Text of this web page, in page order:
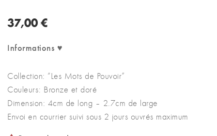
37,00€
Informations ♥
Collection: “Les Mots de Pouvoir”
Couleurs: Bronze et doré
Dimension: 4cm de long – 2.7cm de large
Envoi en courrier suivi sous 2 jours ouvrés maximum